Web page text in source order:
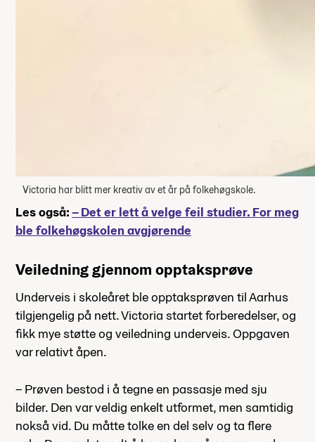
Victoria har blitt mer kreativ av et år på folkehøgskole.
Les også:– Det er lett å velge feil studier. For meg
ble folkehøgskolen avgjørende
Veiledning gjennom opptaksprøve
Underveis i skoleåret ble opptaksprøven til Aarhus
tilgjengelig på nett. Victoria startet forberedelser, og
fikk mye støtte og veiledning underveis. Oppgaven
var relativt åpen.
– Prøven bestod i å tegne en passasje med sju
bilder. Den var veldig enkelt utformet, men samtidig
nokså vid. Du måtte tolke en del selv og ta flere